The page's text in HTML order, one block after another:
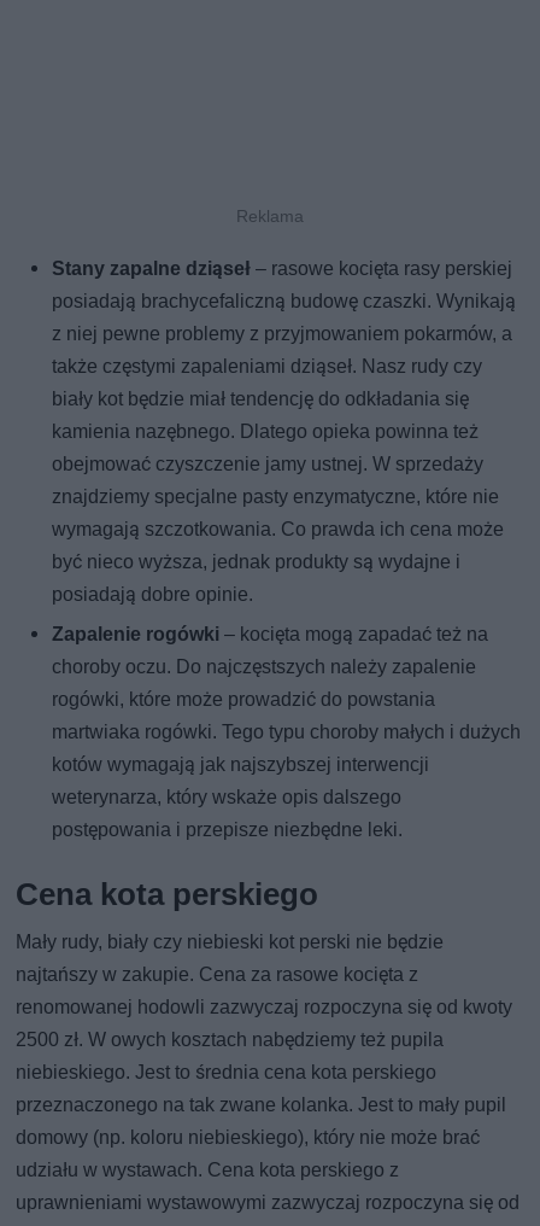
Stany zapalne dziąseł – rasowe kocięta rasy perskiej
posiadają brachycefaliczną budowę czaszki. Wynikają
z niej pewne problemy z przyjmowaniem pokarmów, a
także częstymi zapaleniami dziąseł. Nasz rudy czy
biały kot będzie miał tendencję do odkładania się
kamienia nazębnego. Dlatego opieka powinna też
obejmować czyszczenie jamy ustnej. W sprzedaży
znajdziemy specjalne pasty enzymatyczne, które nie
wymagają szczotkowania. Co prawda ich cena może
być nieco wyższa, jednak produkty są wydajne i
posiadają dobre opinie.
Zapalenie rogówki – kocięta mogą zapadać też na
choroby oczu. Do najczęstszych należy zapalenie
rogówki, które może prowadzić do powstania
martwiaka rogówki. Tego typu choroby małych i dużych
kotów wymagają jak najszybszej interwencji
weterynarza, który wskaże opis dalszego
postępowania i przepisze niezbędne leki.
Cena kota perskiego
Mały rudy, biały czy niebieski kot perski nie będzie
najtańszy w zakupie. Cena za rasowe kocięta z
renomowanej hodowli zazwyczaj rozpoczyna się od kwoty
2500 zł. W owych kosztach nabędziemy też pupila
niebieskiego. Jest to średnia cena kota perskiego
przeznaczonego na tak zwane kolanka. Jest to mały pupil
domowy (np. koloru niebieskiego), który nie może brać
udziału w wystawach. Cena kota perskiego z
uprawnieniami wystawowymi zazwyczaj rozpoczyna się od